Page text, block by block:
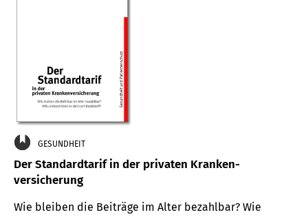
GESUNDHEIT
Der Standard­tarif in der privaten Kranken­
versicherung
Wie bleiben die Beiträge im Alter bezahlbar? Wie